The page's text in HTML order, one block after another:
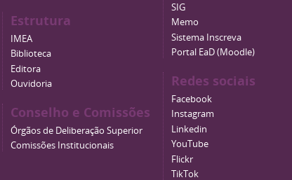
Estrutura
IMEA
Biblioteca
Editora
Ouvidoria
Conselho e Comissões
Órgãos de Deliberação Superior
Comissões Institucionais
SIG
Memo
Sistema Inscreva
Portal EaD (Moodle)
Redes sociais
Facebook
Instagram
Linkedin
YouTube
Flickr
TikTok